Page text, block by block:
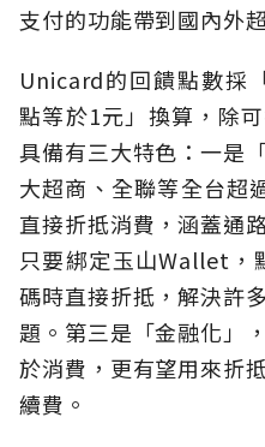
支付的功能帶到國內外
Unicard的回饋點數採
點等於1元」換算，除
具備有三大特色：一是
大超商、全聯等全台超
直接折抵消費，涵蓋通
只要綁定玉山Wallet，
碼時直接折抵，解決許
題。第三是「金融化」
於消費，更有望用來折
續費。